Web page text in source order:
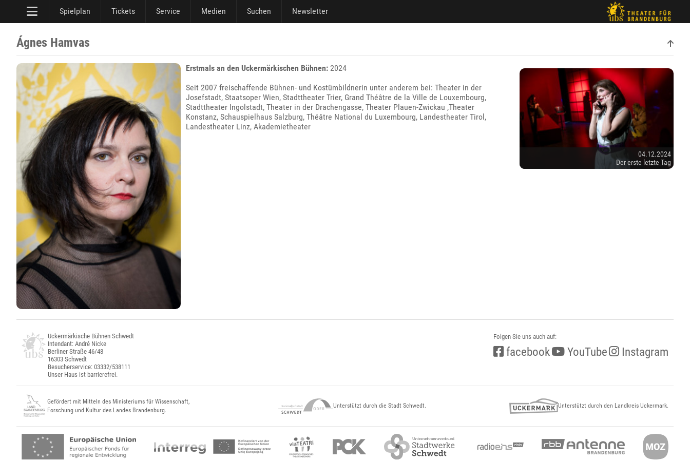
Spielplan Tickets Service Medien Suchen Newsletter
Ágnes Hamvas
Erstmals an den Uckermärkischen Bühnen: 2024
Seit 2007 freischaffende Bühnen- und Kostümbildnerin unter anderem bei: Theater in der
Josefstadt, Staatsoper Wien, Stadttheater Trier, Grand Théâtre de la Ville de Louxembourg,
Stadttheater Ingolstadt, Theater in der Drachengasse, Theater Plauen-Zwickau ,Theater
Konstanz, Schauspielhaus Salzburg, Théâtre National du Luxembourg, Landestheater Tirol,
Landestheater Linz, Akademietheater
04.12.2024
Der erste letzte Tag
Uckermärkische Bühnen Schwedt
Intendant: André Nicke
Berliner Straße 46/48
16303 Schwedt
Besucherservice: 03332/538111
Unser Haus ist barrierefrei.
Folgen Sie uns auch auf:
facebook YouTube Instagram
Gefördert mit Mitteln des Ministeriums für Wissenschaft,
Forschung und Kultur des Landes Brandenburg.
Unterstützt durch die Stadt Schwedt. Unterstützt durch den Landkreis Uckermark.